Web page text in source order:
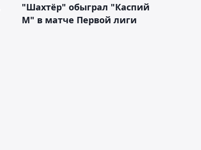
"Шахтёр" обыграл "Каспий
М" в матче Первой лиги